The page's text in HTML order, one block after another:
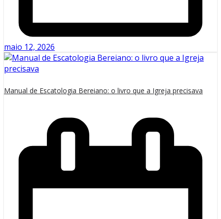
maio 12, 2026
Manual de Escatologia Bereiano: o livro que a Igreja precisava